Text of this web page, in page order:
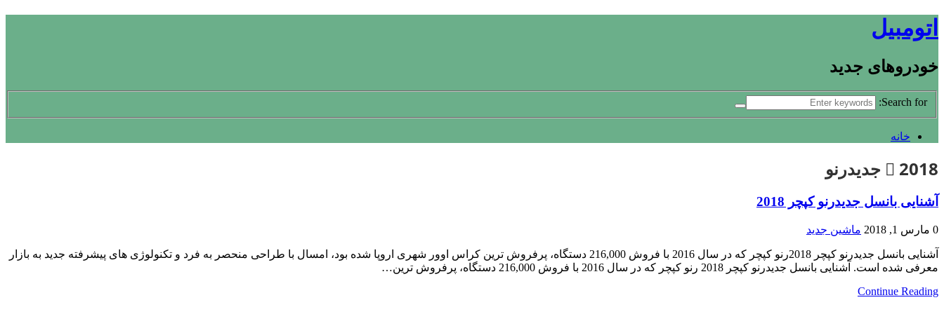
اتومبیل
خودروهای جدید
Search for:
خانه
2018 جدیدرنو
آشنایی بانسل جدیدرنو کپچر 2018
0 مارس 1, 2018 ماشین جدید
آشنایی بانسل جدیدرنو کپچر 2018رنو کپچر که در سال 2016 با فروش 216,000 دستگاه، پرفروش ترین کراس اوور شهری اروپا شده بود، امسال با طراحی منحصر به فرد و تکنولوژی های پیشرفته جدید به بازار
معرفی شده است. آشنایی بانسل جدیدرنو کپچر 2018 رنو کپچر که در سال 2016 با فروش 216,000 دستگاه، پرفروش ترین…
Continue Reading